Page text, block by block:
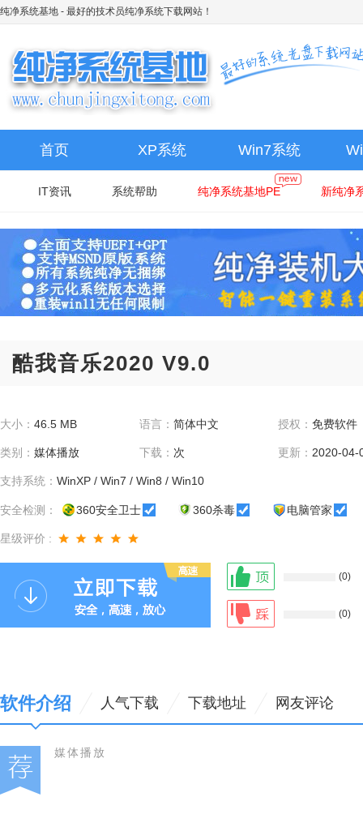
纯净系统基地 - 最好的技术员纯净系统下载网站！
首页 XP系统 Win7系统
IT资讯 系统帮助 纯净系统基地PE 新纯净
酷我音乐2020 V9.0
大小： 46.5 MB 语言： 简体中文 授权：免费软件
类别： 媒体播放 下载： 次 更新： 2020-04-
支持系统： WinXP / Win7 / Win8 / Win10
安全检测： 360安全卫士 360杀毒 电脑管家
星级评价 :
(0)
(0)
软件介绍 人气下载 下载地址 网友评论
媒体播放